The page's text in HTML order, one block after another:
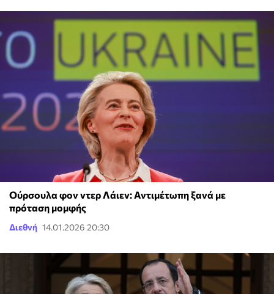
Ούρσουλα φον ντερ Λάιεν: Αντιμέτωπη ξανά με
πρόταση μομφής
Διεθνή 14.01.2026 20:30